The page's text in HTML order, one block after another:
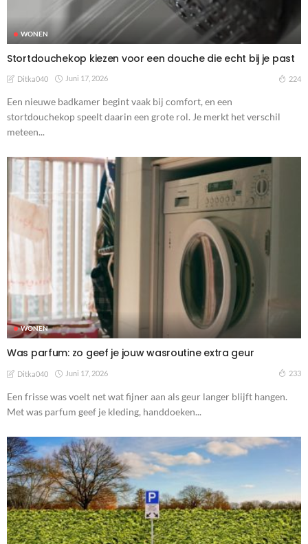
WONEN
Stortdouchekop kiezen voor een douche die echt bij je past
Ditka040 Juni 17, 2026 224
Een nieuwe badkamer begint vaak bij comfort, en een
stortdouchekop speelt daarin een grote rol. Je merkt het verschil
meteen...
WONEN
Was parfum: zo geef je jouw wasroutine extra geur
Ditka040 Juni 17, 2026 233
Een frisse was voelt net wat fijner aan als geur langer blijft hangen.
Met was parfum geef je kleding, handdoeken...